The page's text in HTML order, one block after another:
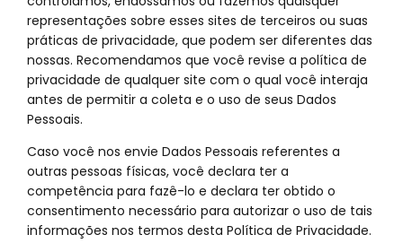
representações sobre esses sites de terceiros ou suas
práticas de privacidade, que podem ser diferentes das
nossas. Recomendamos que você revise a política de
privacidade de qualquer site com o qual você interaja
antes de permitir a coleta e o uso de seus Dados
Pessoais.
Caso você nos envie Dados Pessoais referentes a
outras pessoas físicas, você declara ter a
competência para fazê-lo e declara ter obtido o
consentimento necessário para autorizar o uso de tais
informações nos termos desta Política de Privacidade.